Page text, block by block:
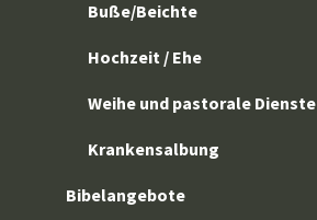
Buße/Beichte
Hochzeit / Ehe
Weihe und pastorale Dienste
Krankensalbung
Bibelangebote